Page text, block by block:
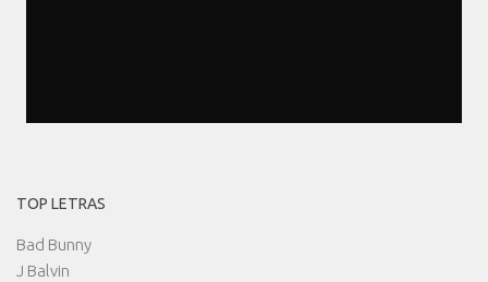
TOP LETRAS
Bad Bunny
J Balvin